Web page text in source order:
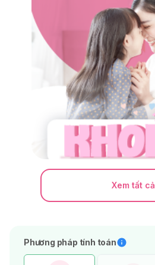
Xem tất cả
Phương pháp tính toán